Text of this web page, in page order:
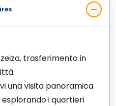
trasferimento in
una visita panoramica
esplorando i quartieri